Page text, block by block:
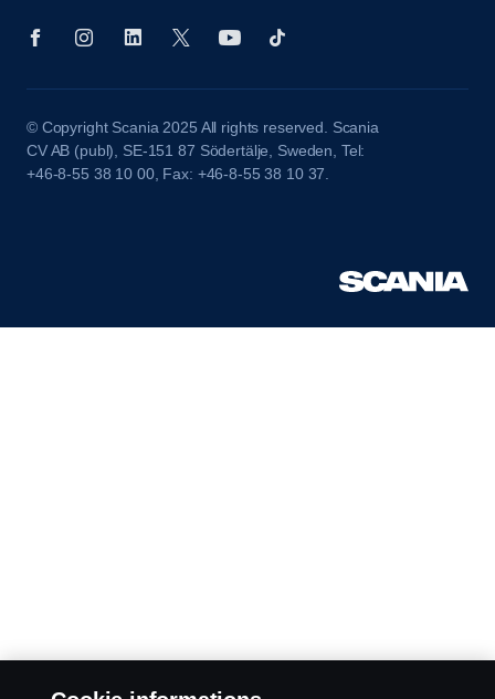
© Copyright Scania 2025 All rights reserved. Scania
CV AB (publ), SE-151 87 Södertälje, Sweden, Tel:
+46-8-55 38 10 00, Fax: +46-8-55 38 10 37.